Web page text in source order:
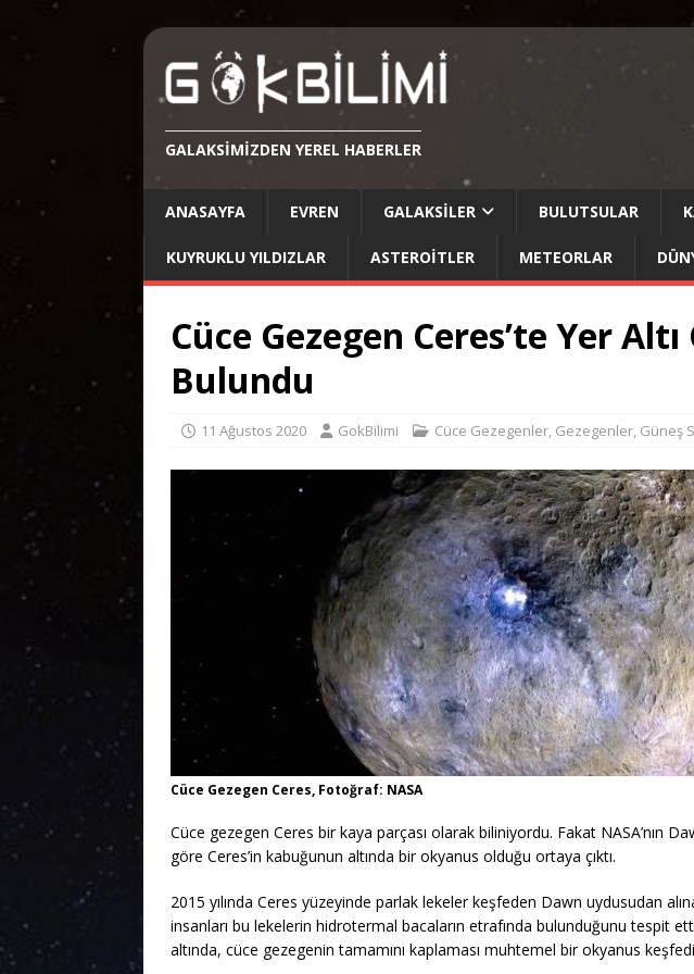
GALAKSIMIZDEN YEREL HABERLER
ANASAYFA EVREN GALAKSILER BULUTSULAR
KUYRUKLU YILDIZLAR ASTEROITLER METEORLAR
Cüce Gezegen Ceres’te Yer
Bulundu
11 Ağustos 2020 GokBilimi Cüce Gezegenler, Gezegenler, Güneş
Cüce Gezegen Ceres, Fotoğraf: NASA
Cüce gezegen Ceres bir kaya parçası olarak biliniyordu. Fakat NASA’nın
göre Ceres’in kabuğunun altında bir okyanus olduğu ortaya çıktı.
2015 yılında Ceres yüzeyinde parlak lekeler keşfeden Dawn uydusudan
insanları bu lekelerin hidrotermal bacaların etrafında bulunduğunu tespit
altında, cüce gezegenin tamamını kaplaması muhtemel bir okyanus